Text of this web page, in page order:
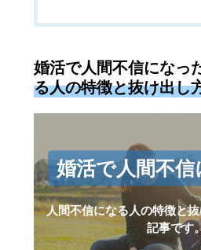
婚活で人間不信になっ
る人の特徴と抜け出し
婚活で人間不信
人間不信になる人の特徴と
記事です